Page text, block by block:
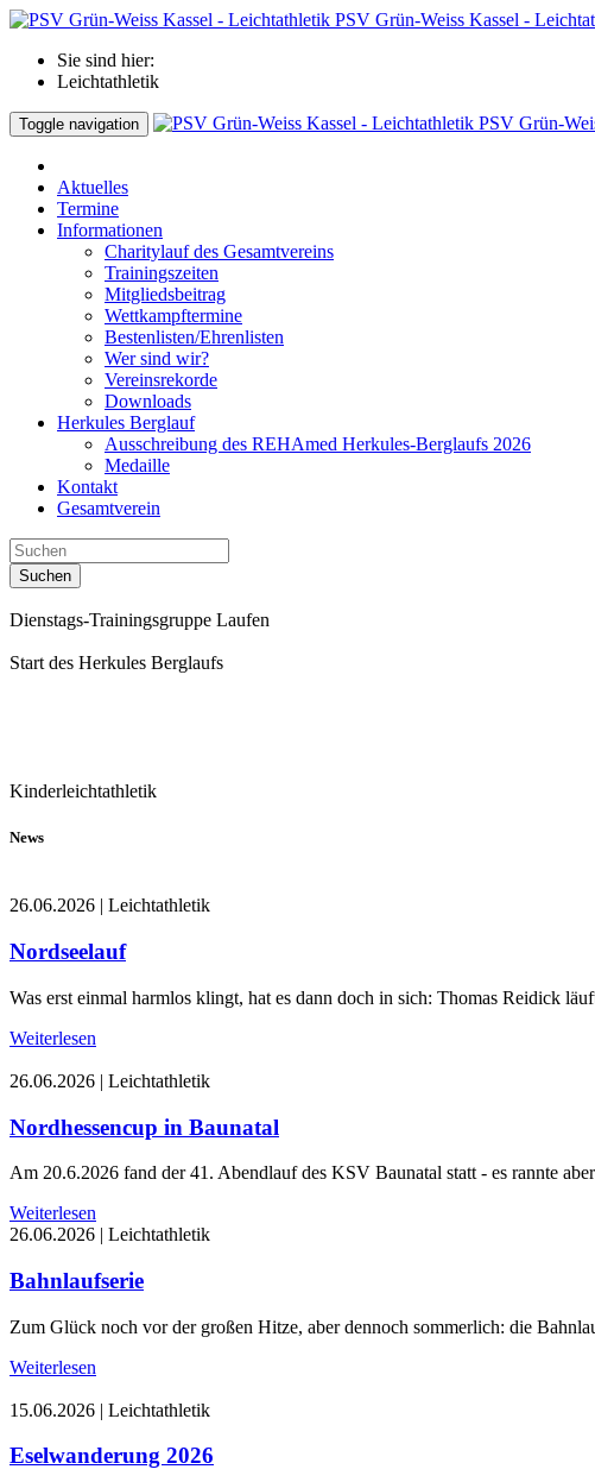
PSV Grün-Weiss Kassel -
Sie sind hier:
Leichtathletik
Toggle navigation PSV Grün-
Aktuelles
Termine
Informationen
Charitylauf des Gesamtvereins
Trainingszeiten
Mitgliedsbeitrag
Wettkampftermine
Bestenlisten/Ehrenlisten
Wer sind wir?
Vereinsrekorde
Downloads
Herkules Berglauf
Ausschreibung des REHAmed Herkules-Berglaufs 2026
Medaille
Kontakt
Gesamtverein
Suchen
Dienstags-Trainingsgruppe Laufen
Start des Herkules Berglaufs
Kinderleichtathletik
News
26.06.2026 | Leichtathletik
Nordseelauf
Was erst einmal harmlos klingt, hat es dann doch in sich: Thomas Reidick
Weiterlesen
26.06.2026 | Leichtathletik
Nordhessencup in Baunatal
Am 20.6.2026 fand der 41. Abendlauf des KSV Baunatal statt - es rannte
Weiterlesen
26.06.2026 | Leichtathletik
Bahnlaufserie
Zum Glück noch vor der großen Hitze, aber dennoch sommerlich: die
Weiterlesen
15.06.2026 | Leichtathletik
Eselwanderung 2026